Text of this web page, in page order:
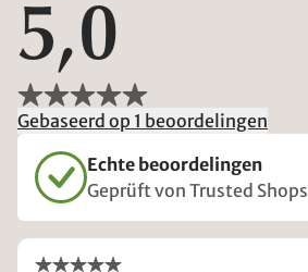
5,0
Gebaseerd op 1 beoordelingen
Echte beoordelingen
Geprüft von Trusted Shops